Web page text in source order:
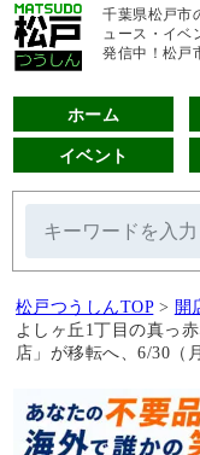
千葉県松戸市
ュース・イベ
発信中！松戸
ホーム
イベント
松戸つうしんTOP > 開
よしヶ丘1丁目の真っ
店」が移転へ、6/30（